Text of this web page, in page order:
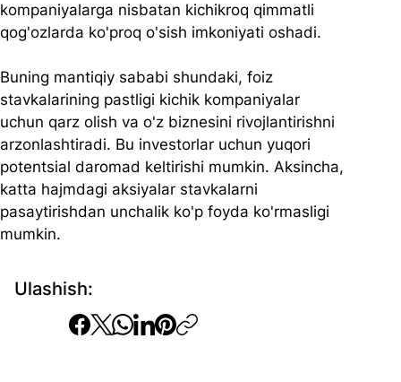
Ulashish:
kompaniyalarga nisbatan kichikroq qimmatli
qog'ozlarda ko'proq o'sish imkoniyati oshadi.
Buning mantiqiy sababi shundaki, foiz
stavkalarining pastligi kichik kompaniyalar
uchun qarz olish va o'z biznesini rivojlantirishni
arzonlashtiradi. Bu investorlar uchun yuqori
potentsial daromad keltirishi mumkin. Aksincha,
katta hajmdagi aksiyalar stavkalarni
pasaytirishdan unchalik ko'p foyda ko'rmasligi
mumkin.